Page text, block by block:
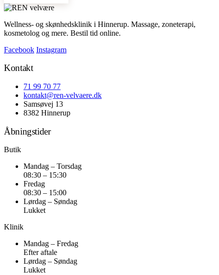
Wellness- og skønhedsklinik i Hinnerup. Massage, zoneterapi,
kosmetolog og mere. Bestil tid online.
Facebook Instagram
Kontakt
71 99 70 77
kontakt@ren-velvaere.dk
Samsøvej 13
8382 Hinnerup
Åbningstider
Butik
Mandag – Torsdag
08:30 – 15:30
Fredag
08:30 – 15:00
Lørdag – Søndag
Lukket
Klinik
Mandag – Fredag
Efter aftale
Lørdag – Søndag
Lukket